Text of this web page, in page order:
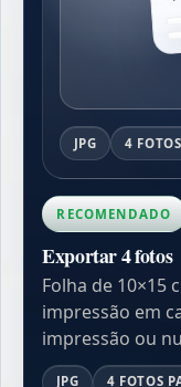
JPG 4
RECOMENDADO
Exportar 4 fotos
Folha de 10×15
impressão em
impressão ou
JPG 4 FOTOS